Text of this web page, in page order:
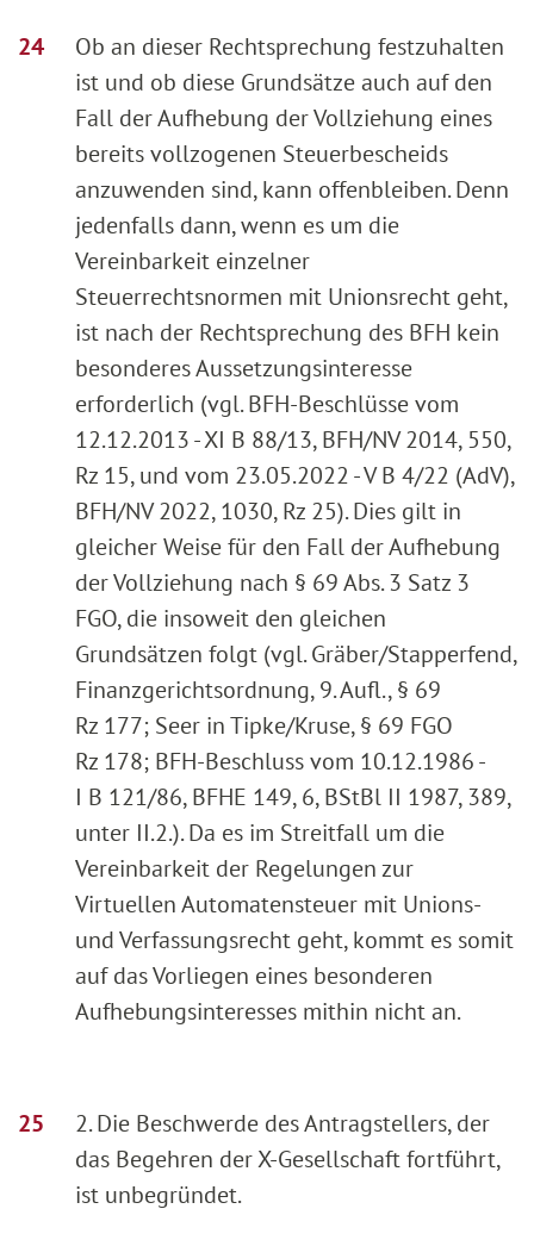
Ob an dieser Rechtsprechung festzuhalten
ist und ob diese Grundsätze auch auf den
Fall der Aufhebung der Vollziehung eines
bereits vollzogenen Steuerbescheids
anzuwenden sind, kann offenbleiben. Denn
jedenfalls dann, wenn es um die
Vereinbarkeit einzelner
Steuerrechtsnormen mit Unionsrecht geht,
ist nach der Rechtsprechung des BFH kein
besonderes Aussetzungsinteresse
erforderlich (vgl. BFH-Beschlüsse vom
12.12.2013 - XI B 88/13, BFH/NV 2014, 550,
Rz 15, und vom 23.05.2022 - V B 4/22 (AdV),
BFH/NV 2022, 1030, Rz 25). Dies gilt in
gleicher Weise für den Fall der Aufhebung
der Vollziehung nach § 69 Abs. 3 Satz 3
FGO, die insoweit den gleichen
Grundsätzen folgt (vgl. Gräber/Stapperfend,
Finanzgerichtsordnung, 9. Aufl., § 69
Rz 177; Seer in Tipke/Kruse, § 69 FGO
Rz 178; BFH-Beschluss vom 10.12.1986 -
I B 121/86, BFHE 149, 6, BStBl II 1987, 389,
unter II.2.). Da es im Streitfall um die
Vereinbarkeit der Regelungen zur
Virtuellen Automatensteuer mit Unions-
und Verfassungsrecht geht, kommt es somit
auf das Vorliegen eines besonderen
Aufhebungsinteresses mithin nicht an.
2. Die Beschwerde des Antragstellers, der
das Begehren der X-Gesellschaft fortführt,
ist unbegründet.